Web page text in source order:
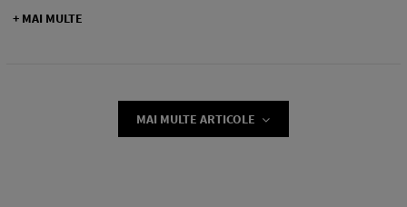
+ MAI MULTE
MAI MULTE ARTICOLE